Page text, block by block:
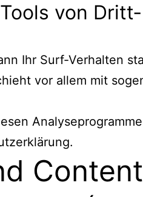
von Dritt­
Ihr Surf-Verhalten
vor allem mit
Content